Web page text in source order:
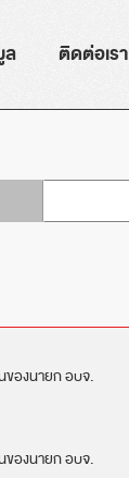
ล ติดต่อเรา
องนายก อบจ.
องนายก อบจ.